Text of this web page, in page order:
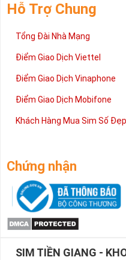
Hỗ Trợ Chung
Tổng Đài Nhà Mạng
Điểm Giao Dịch Viettel
Điểm Giao Dịch Vinaphone
Điểm Giao Dịch Mobifone
Khách Hàng Mua Sim Số
Chứng nhận
SIM TIỀN GIANG -